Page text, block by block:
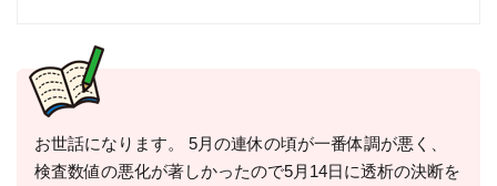
お世話になります。 5月の連休の頃が一番体調が悪く、
検査数値の悪化が著しかったので5月14日に透析の決断を